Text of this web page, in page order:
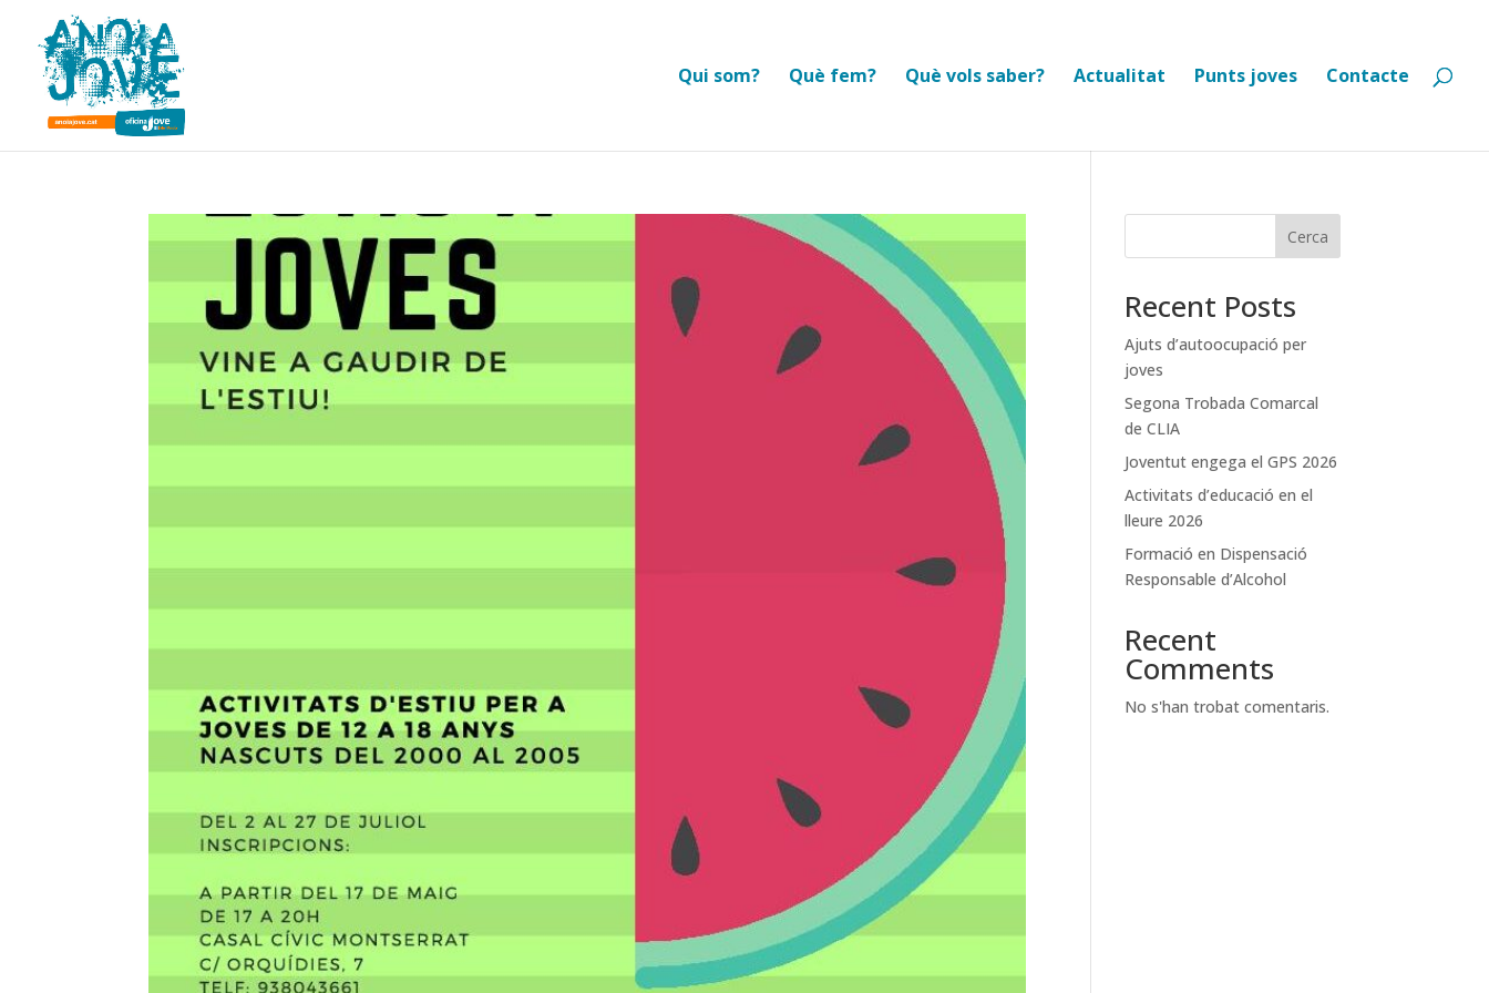
Qui som? Què fem? Què vols saber? Actualitat Punts joves Contacte
Cerca
Recent Posts
Ajuts d’autoocupació per
joves
Segona Trobada Comarcal
de CLIA
Joventut engega el GPS 2026
Activitats d’educació en el
lleure 2026
Formació en Dispensació
Responsable d’Alcohol
Recent
Comments
No s'han trobat comentaris.